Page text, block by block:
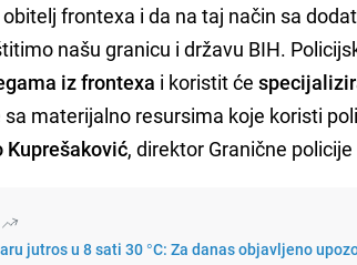
frontexa i da na taj način sa
našu granicu i državu BIH.
iz frontexa i koristit će
materijalno resursima koje koristi
Kuprešaković, direktor Granične policije
jutros u 8 sati 30 °C: Za danas objavljeno